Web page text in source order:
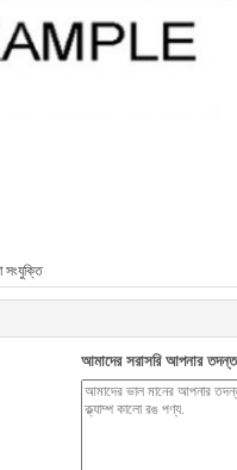
সংযুক্তি
আমাদের সরাসরি আপনার তদন্ত